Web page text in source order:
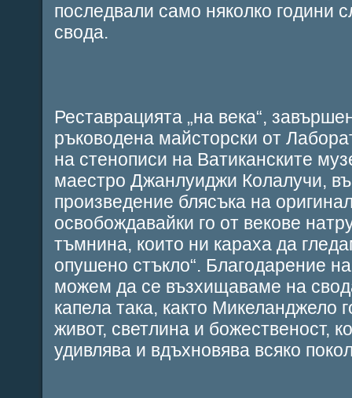
последвали само няколко години
свода.
Реставрацията „на века“,
ръководена майсторски от
на стенописи на Ватиканските
маестро Джанлуиджи Колалучи,
произведение блясъка на
освобождавайки го от векове
тъмнина, които ни караха да
опушено стъкло“. Благодарение
можем да се възхищаваме на
капела така, както Микеланджело
живот, светлина и божественост,
удивлява и вдъхновява всяко